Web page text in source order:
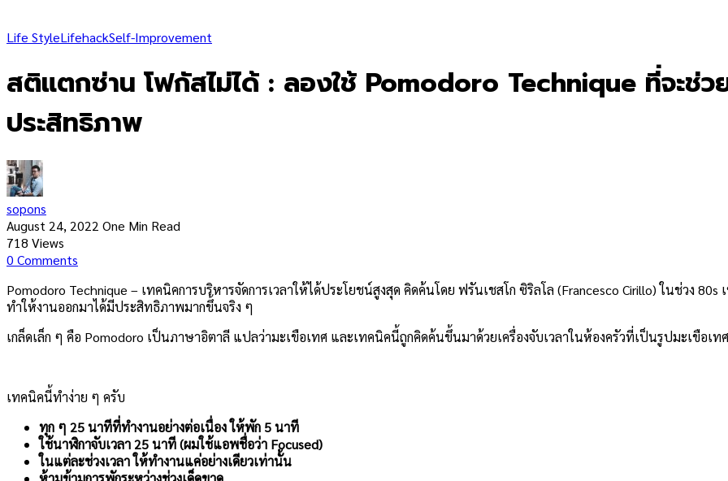
Life StyleLifehackSelf-Improvement
สติแตกซ่าน โฟกัสไม่ได้ : ลองใช้ Pomodoro Technique ที่จะช่ว
ประสิทธิภาพ
sopons
August 24, 2022 One Min Read
718 Views
0 Comments
Pomodoro Technique – เทคนิคการบริหารจัดการเวลาให้ได้ประโยชน์สูงสุด คิดค้นโดย ฟรันเชสโก ซิริลโล (Francesco Cirillo) ในช่วง
ทำให้งานออกมาได้มีประสิทธิภาพมากขึ้นจริง ๆ
เกล็ดเล็ก ๆ คือ Pomodoro เป็นภาษาอิตาลี แปลว่ามะเขือเทศ และเทคนิคนี้ถูกคิดค้นขึ้นมาด้วยเครื่องจับเวลาในห้องครัวที่เป็นรูปมะเขือเท
เทคนิคนี้ทำง่าย ๆ ครับ
ทุก ๆ 25 นาทีที่ทำงานอย่างต่อเนื่อง ให้พัก 5 นาที
ใช้นาฬิกาจับเวลา 25 นาที (ผมใช้แอพชื่อว่า Focused)
ในแต่ละช่วงเวลา ให้ทำงานแค่อย่างเดียวเท่านั้น